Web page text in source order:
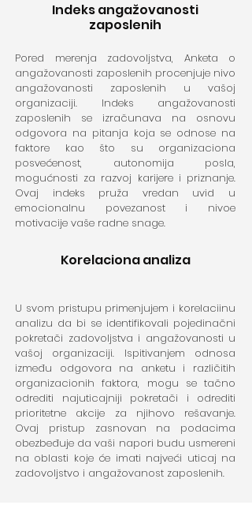
Indeks angažovanosti
zaposlenih
Pored merenja zadovoljstva, Anketa o
angažovanosti zaposlenih procenjuje nivo
angažovanosti zaposlenih u vašoj
organizaciji. Indeks angažovanosti
zaposlenih se izračunava na osnovu
odgovora na pitanja koja se odnose na
faktore kao što su organizaciona
posvećenost, autonomija posla,
mogućnosti za razvoj karijere i priznanje.
Ovaj indeks pruža vredan uvid u
emocionalnu povezanost i nivoe
motivacije vaše radne snage.
Korelaciona analiza
U svom pristupu primenjujem i korelaciinu
analizu da bi se identifikovali pojedinačni
pokretači zadovoljstva i angažovanosti u
vašoj organizaciji. Ispitivanjem odnosa
između odgovora na anketu i različitih
organizacionih faktora, mogu se tačno
odrediti najuticajniji pokretači i odrediti
prioritetne akcije za njihovo rešavanje.
Ovaj pristup zasnovan na podacima
obezbeđuje da vaši napori budu usmereni
na oblasti koje će imati najveći uticaj na
zadovoljstvo i angažovanost zaposlenih.